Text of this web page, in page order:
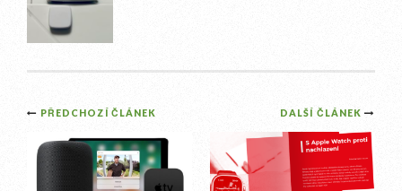
Post
navigation
DALŠÍ ČLÁNEK
PŘEDCHOZÍ ČLÁNEK